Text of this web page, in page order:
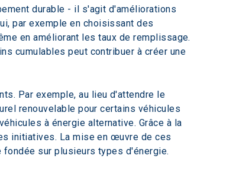
durable - il s'agit d'améliorations
par exemple en choisissant des
en améliorant les taux de remplissage.
cumulables peut contribuer à créer une
Par exemple, au lieu d'attendre le
renouvelable pour certains véhicules
à énergie alternative. Grâce à la
initiatives. La mise en œuvre de ces
sur plusieurs types d'énergie.